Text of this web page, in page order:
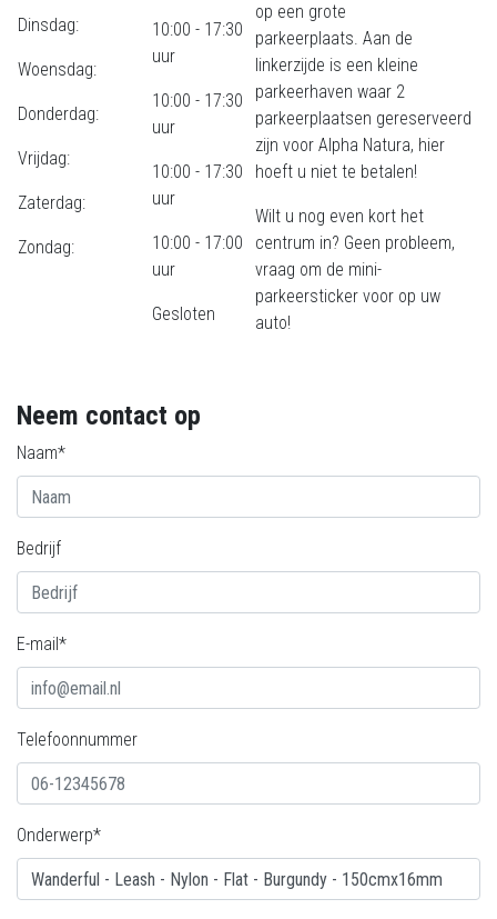
Dinsdag:
Woensdag:
Donderdag:
Vrijdag:
Zaterdag:
Zondag:
10:00 - 17:30
uur
10:00 - 17:30
uur
10:00 - 17:30
uur
10:00 - 17:00
uur
Gesloten
op een grote
parkeerplaats. Aan de
linkerzijde is een kleine
parkeerhaven waar 2
parkeerplaatsen gereserveerd
zijn voor Alpha Natura, hier
hoeft u niet te betalen!
Wilt u nog even kort het
centrum in? Geen probleem,
vraag om de mini-
parkeersticker voor op uw
auto!
Neem contact op
Naam*
Bedrijf
E-mail*
Telefoonnummer
Onderwerp*